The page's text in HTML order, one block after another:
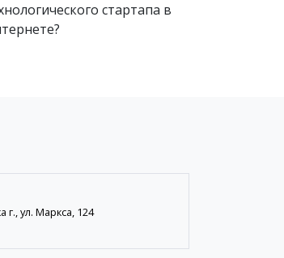
стартапа в
г., ул. Маркса, 124